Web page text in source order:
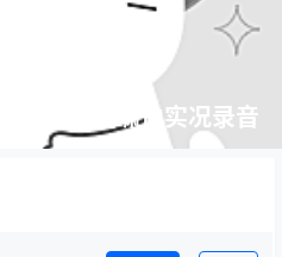
费下载 奚啸伯实况录音